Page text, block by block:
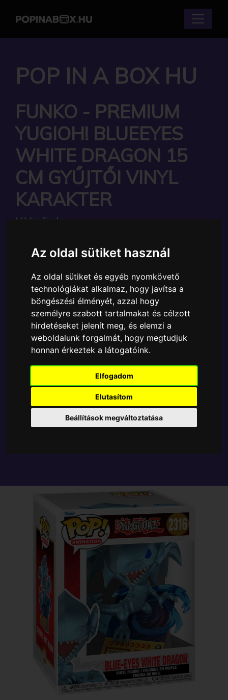
Az oldal sütiket használ
Az oldal sütiket és egyéb nyomkövető
technológiákat alkalmaz, hogy javítsa a
böngészési élményét, azzal hogy
személyre szabott tartalmakat és célzott
hirdetéseket jelenít meg, és elemzi a
weboldalunk forgalmát, hogy megtudjuk
honnan érkeztek a látogatóink.
Elfogadom
Elutasítom
Beállítások megváltoztatása
POP IN A BOX HU
FUNKO - PREMIUM
YUGIOH! BLUEEYES
WHITE DRAGON 15
CM GYŰJTŐI VINYL
KARAKTER
Márka: Funko
Ára:8790 Ft
A Funko POP - Anime & Manga egyik népszerű
terméke a Funko - Premium YuGiOh! BlueEyes White
Dragon 15 cm gyűjtői vinyl karakter, amely ablakos
csomagolásban azaz - POP In a Box - várja új
gazdáját.
TOVÁBB A VÁSÁRLÁSRA
Tetszik? Osszd meg másokkal!